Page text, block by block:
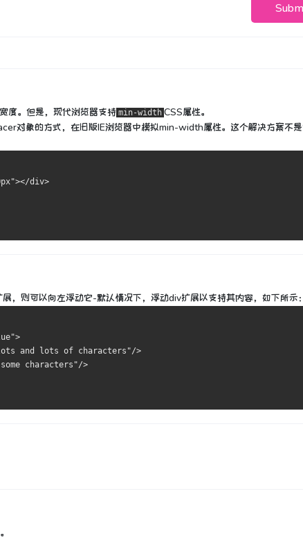
度。 但是，现代浏览器支持 min-width CSS属性。
对象的方式，在旧版IE浏览器中模拟min-width属性。 这个解决方案不
div>
，则可以向左浮动它-默认情况下，浮动div扩展以支持其内容，如下所示
and lots of characters"/>
characters"/>